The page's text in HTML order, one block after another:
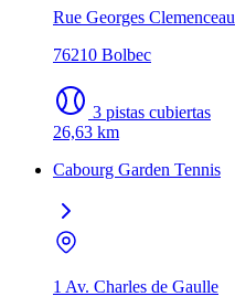
Rue Georges Clemenceau
76210 Bolbec
3 pistas cubiertas
26,63 km
Cabourg Garden Tennis
1 Av. Charles de Gaulle